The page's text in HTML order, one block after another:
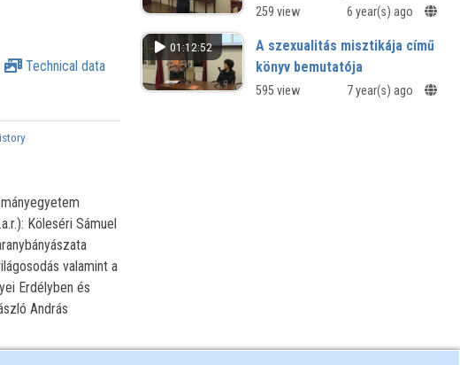
Technical data
Köleséri Sámuel
valamint a
Erdélyben és
András
kiállítás tárlatvezetése
259 view 6 year(s) ago
01:12:52
A szexualitás misztikája című
könyv bemutatója
595 view 7 year(s) ago